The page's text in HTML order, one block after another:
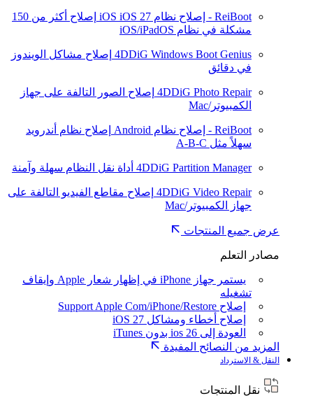
ReiBoot - إصلاح نظام iOS iOS 27
إصلاح أكثر من 150
مشكلة في نظام iOS/iPadOS
4DDiG Windows Boot Genius إصلاح مشاكل الويندوز
في دقائق
4DDiG Photo Repair إصلاح الصور التالفة على جهاز
الكمبيوتر/Mac
ReiBoot - إصلاح نظام Android
إصلاح نظام أندرويد
سهلاً مثل A-B-C
4DDiG Partition Manager أداة نقل النظام سهلة وآمنة
4DDiG Video Repair إصلاح مقاطع الفيديو التالفة على
جهاز الكمبيوتر/Mac
عرض جميع المنتجات
مصادر التعلم
يستمر جهاز iPhone في إظهار شعار Apple وإيقاف
تشغيله
إصلاح Support Apple Com/iPhone/Restore
إصلاح أخطاء ومشاكل iOS 27
العودة إلى ios 26 بدون iTunes
المزيد من النصائح المفيدة
النقل & الاسترداد
نقل المنتجات